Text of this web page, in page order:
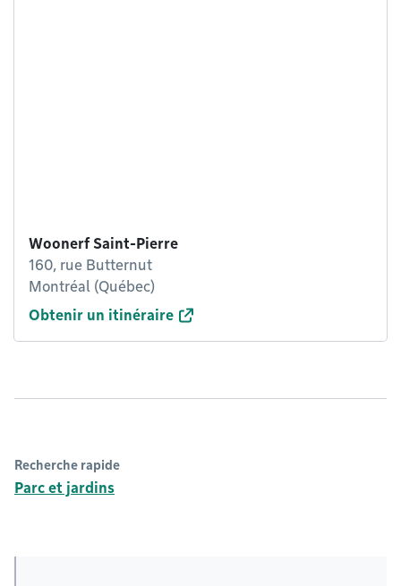
Woonerf Saint-Pierre
160, rue Butternut
Montréal (Québec)
Obtenir un itinéraire
Recherche rapide
Parc et jardins